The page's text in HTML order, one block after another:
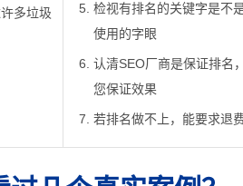
多垃圾
检视有排名的关键字是不
使用的字眼
认清SEO厂商是保证排名
您保证效果
若排名做不上，能要求退